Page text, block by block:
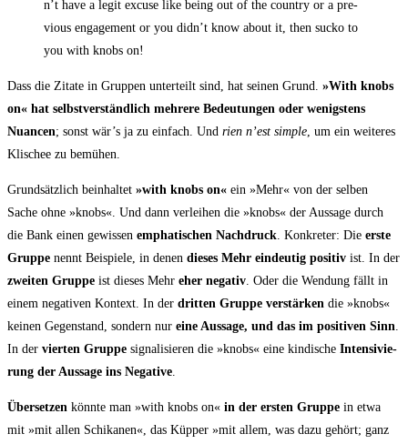
n’t have a legit excu­se like being out of the coun­try or a pre­
vious enga­ge­ment or you did­n’t know about it, then sucko to
you with knobs on!
Dass die Zita­te in Grup­pen unter­teilt sind, hat sei­nen Grund. »With knobs
on« hat selbst­ver­ständ­lich meh­re­re Bedeu­tun­gen oder wenigs­tens
Nuan­cen; sonst wär’s ja zu ein­fach. Und rien n’est simp­le , um ein wei­te­res
Kli­schee zu bemühen.
Grund­sätz­lich beinhal­tet »with knobs on« ein »Mehr« von der sel­ben
Sache ohne »knobs«. Und dann ver­lei­hen die »knobs« der Aus­sa­ge durch
die Bank einen gewis­sen empha­ti­schen Nach­druck . Kon­kre­ter: Die ers­te
Grup­pe nennt Bei­spie­le, in denen die­ses Mehr ein­deu­tig posi­tiv ist. In der
zwei­ten Grup­pe ist die­ses Mehr eher nega­tiv . Oder die Wen­dung fällt in
einem nega­ti­ven Kon­text. In der drit­ten Grup­pe ver­stär­ken die »knobs«
kei­nen Gegen­stand, son­dern nur eine Aus­sa­ge, und das im posi­ti­ven Sinn
In der vier­ten Grup­pe signa­li­sie­ren die »knobs« eine kin­di­sche Inten­si­vie­
rung der Aus­sa­ge ins Nega­ti­ve
Über­set­zen könn­te man »with knobs on« in der ers­ten Grup­pe in etwa
mit »mit allen Schi­ka­nen«, das Küp­per »mit allem, was dazu gehört; ganz